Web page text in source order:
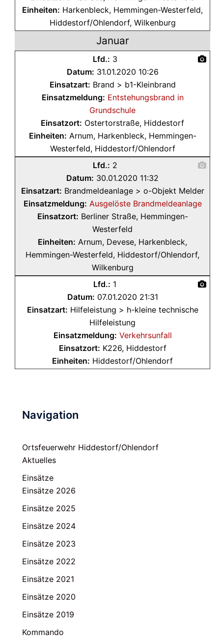
Einheiten: Harkenbleck, Hemmingen-Westerfeld,
Hiddestorf/Ohlendorf, Wilkenburg
Januar
Lfd.: 3
Datum: 31.01.2020 10:26
Einsatzart: Brand > b1-Kleinbrand
Einsatzmeldung: Entstehungsbrand in
Grundschule
Einsatzort: Ostertorstraße, Hiddestorf
Einheiten: Arnum, Harkenbleck, Hemmingen-
Westerfeld, Hiddestorf/Ohlendorf
Lfd.: 2
Datum: 30.01.2020 11:32
Einsatzart: Brandmeldeanlage > o-Objekt Melder
Einsatzmeldung: Ausgelöste Brandmeldeanlage
Einsatzort: Berliner Straße, Hemmingen-
Westerfeld
Einheiten: Arnum, Devese, Harkenbleck,
Hemmingen-Westerfeld, Hiddestorf/Ohlendorf,
Wilkenburg
Lfd.: 1
Datum: 07.01.2020 21:31
Einsatzart: Hilfeleistung > h-kleine technische
Hilfeleistung
Einsatzmeldung: Verkehrsunfall
Einsatzort: K226, Hiddestorf
Einheiten: Hiddestorf/Ohlendorf
Navigation
Ortsfeuerwehr Hiddestorf/Ohlendorf
Aktuelles
Einsätze
Einsätze 2026
Einsätze 2025
Einsätze 2024
Einsätze 2023
Einsätze 2022
Einsätze 2021
Einsätze 2020
Einsätze 2019
Kommando